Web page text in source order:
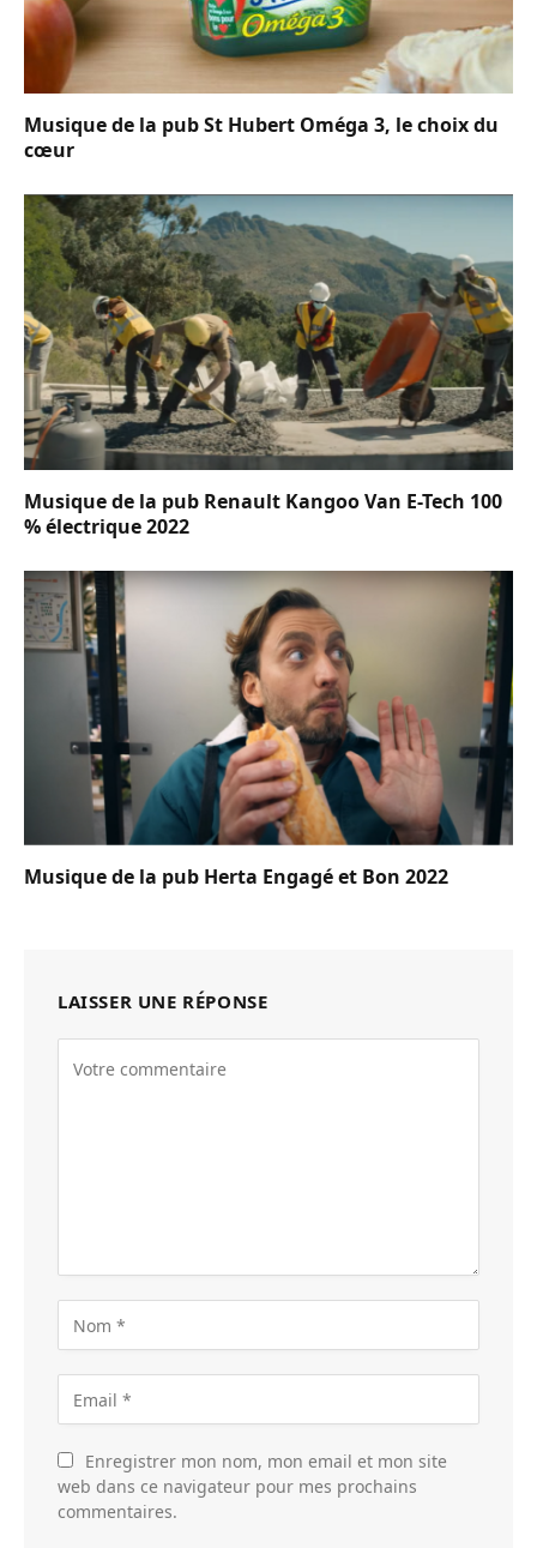
Musique de la pub St Hubert Oméga 3, le choix du
cœur
Musique de la pub Renault Kangoo Van E-Tech 100
% électrique 2022
Musique de la pub Herta Engagé et Bon 2022
LAISSER UNE RÉPONSE
Enregistrer mon nom, mon email et mon site
web dans ce navigateur pour mes prochains
commentaires.